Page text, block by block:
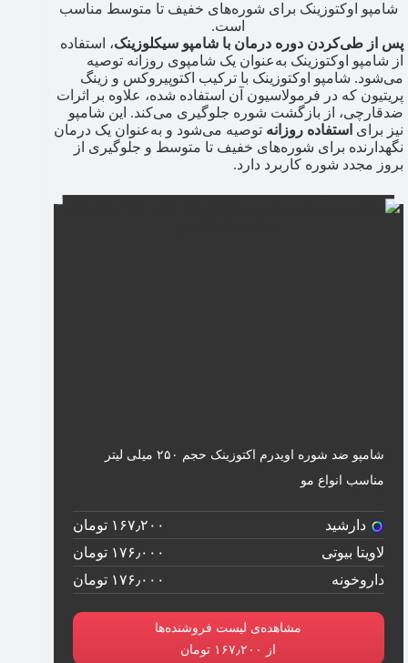
شامپو اوکتوزینک برای شوره‌های خفیف تا متوسط مناسب
است.
پس از طی‌کردن دوره درمان با شامپو سیکلوزینک، استفاده
از شامپو اوکتوزینک به‌عنوان یک شامپوی روزانه توصیه
می‌شود. شامپو اوکتوزینک با ترکیب اکتوپیروکس و زینگ
پریتیون که در فرمولاسیون آن استفاده شده، علاوه بر اثرات
ضدقارچی، از بازگشت شوره جلوگیری می‌کند. این شامپو
نیز برای استفاده روزانه توصیه می‌شود و به‌عنوان یک درمان
نگهدارنده برای شوره‌های خفیف تا متوسط و جلوگیری از
بروز مجدد شوره کاربرد دارد.
شامپو ضد شوره اویدرم اکتوزینک حجم ۲۵۰ میلی لیتر
مناسب انواع مو
دارشید
۱۶۷٫۲۰۰ تومان
لاویتا بیوتی
۱۷۶٫۰۰۰ تومان
داروخونه
۱۷۶٫۰۰۰ تومان
مشاهده‌ی لیست فروشنده‌ها
از ۱۶۷٫۲۰۰ تومان